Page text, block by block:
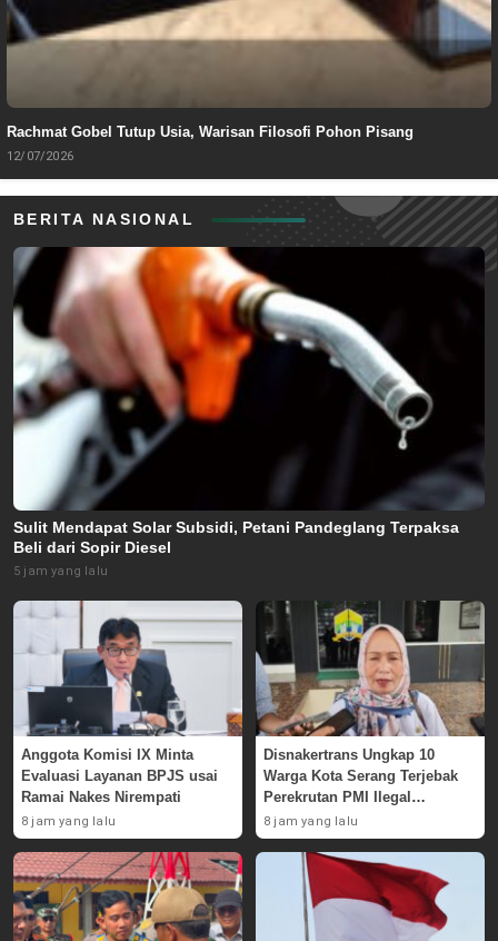
Rachmat Gobel Tutup Usia, Warisan Filosofi Pohon Pisang
12/07/2026
BERITA NASIONAL
Sulit Mendapat Solar Subsidi, Petani Pandeglang Terpaksa
Beli dari Sopir Diesel
5 jam yang lalu
Anggota Komisi IX Minta
Evaluasi Layanan BPJS usai
Ramai Nakes Nirempati
8 jam yang lalu
Disnakertrans Ungkap 10
Warga Kota Serang Terjebak
Perekrutan PMI Ilegal
Sepanjang 2026
8 jam yang lalu